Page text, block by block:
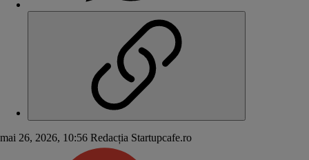
mai 26, 2026, 10:56 Redacția Startupcafe.ro